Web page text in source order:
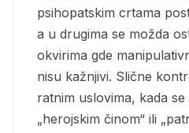
psihopatskim crtama
a u drugima se možda
okvirima gde
nisu kažnjivi. Slične
ratnim uslovima, kada
„herojskim činom“ ili